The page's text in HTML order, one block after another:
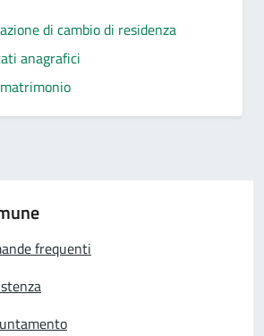
di cambio di residenza
anagrafici
frequenti